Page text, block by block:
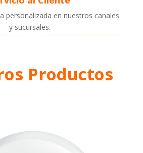
personalizada en nuestros canales
y sucursales.
Productos